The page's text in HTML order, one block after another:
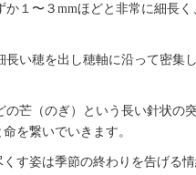
か１〜３mmほどと非常に細長
長い穂を出し穂軸に沿って密集
の芒（のぎ）という長い針状の
を繋いでいきます。
す姿は季節の終わりを告げる